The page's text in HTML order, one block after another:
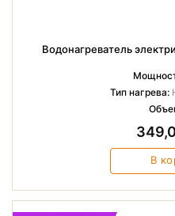
Водонагреватель
Тип нагрева:
В